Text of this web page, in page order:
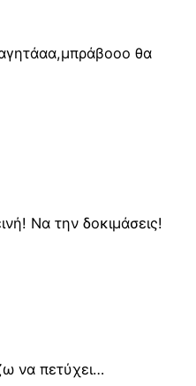
θα
Να την δοκιμάσεις!
να πετύχει…